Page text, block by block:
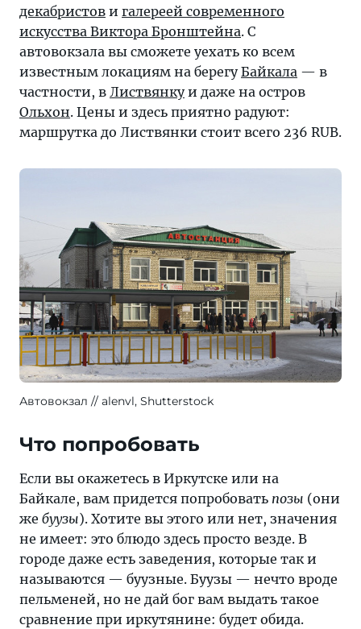
декабристов и галереей современного
искусства Виктора Бронштейна. С
автовокзала вы сможете уехать ко всем
известным локациям на берегуБайкала — в
частности, в Листвянкуи даже на остров
Ольхон. Цены и здесь приятно радуют:
маршрутка до Листвянки стоит всего 236 RUB.
Автовокзал alenvl, Shutterstock
Что попробовать
Если вы окажетесь в Иркутске или на
Байкале, вам придется попробовать позы (они
же буузы). Хотите вы этого или нет, значения
не имеет: это блюдо здесь просто везде. В
городе даже есть заведения, которые так и
называются — буузные. Буузы — нечто вроде
пельменей, но не дай бог вам выдать такое
сравнение при иркутянине: будет обида.